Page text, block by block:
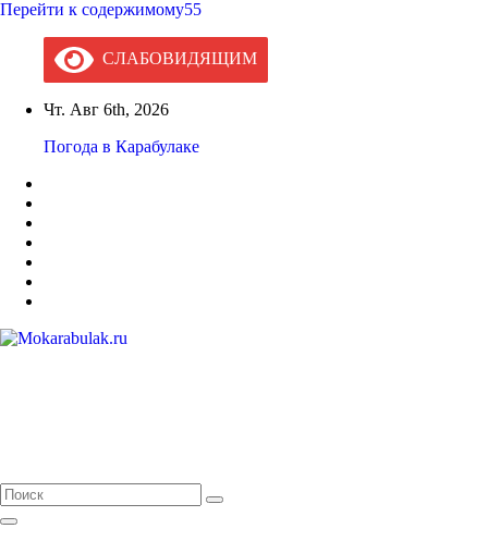
Перейти к содержимому55
СЛАБОВИДЯЩИМ
Чт. Авг 6th, 2026
Погода в Карабулаке